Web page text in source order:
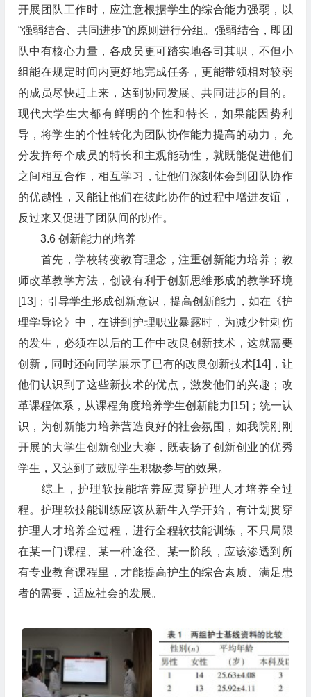
开展团队工作时，应注意根据学生的综合能力强弱，以
“强弱结合、共同进步”的原则进行分组。强弱结合，即团
队中有核心力量，各成员更可踏实地各司其职，不但小
组能在规定时间内更好地完成任务，更能带领相对较弱
的成员尽快赶上来，达到协同发展、共同进步的目的。
现代大学生大都有鲜明的个性和特长，如果能因势利
导，将学生的个性转化为团队协作能力提高的动力，充
分发挥每个成员的特长和主观能动性，就既能促进他们
之间相互合作，相互学习，让他们深刻体会到团队协作
的优越性，又能让他们在彼此协作的过程中增进友谊，
反过来又促进了团队间的协作。
3.6 创新能力的培养
首先，学校转变教育理念，注重创新能力培养；教
师改革教学方法，创设有利于创新思维形成的教学环境
[13]；引导学生形成创新意识，提高创新能力，如在《护
理学导论》中，在讲到护理职业暴露时，为减少针刺伤
的发生，必须在以后的工作中改良创新技术，这就需要
创新，同时还向同学展示了已有的改良创新技术[14]，让
他们认识到了这些新技术的优点，激发他们的兴趣；改
革课程体系，从课程角度培养学生创新能力[15]；统一认
识，为创新能力培养营造良好的社会氛围，如我院刚刚
开展的大学生创新创业大赛，既表扬了创新创业的优秀
学生，又达到了鼓励学生积极参与的效果。
综上，护理软技能培养应贯穿护理人才培养全过
程。护理软技能训练应该从新生入学开始，有计划贯穿
护理人才培养全过程，进行全程软技能训练，不只局限
在某一门课程、某一种途径、某一阶段，应该渗透到所
有专业教育课程里，才能提高护生的综合素质、满足患
者的需要，适应社会的发展。